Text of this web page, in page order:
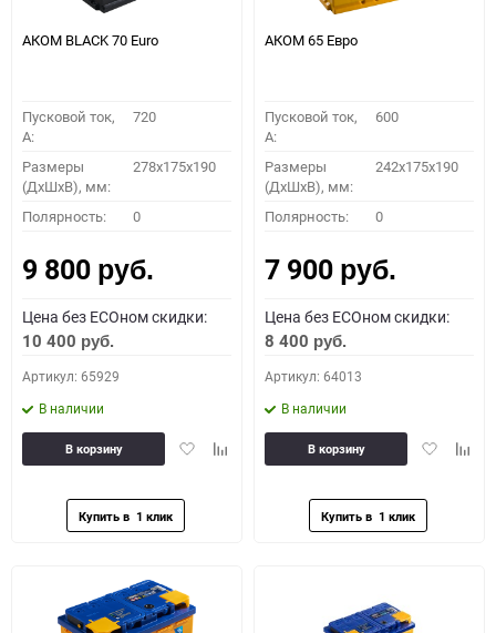
АКОМ BLACK 70 Euro
Пусковой ток,
A:
720
Размеры
(ДхШхВ), мм:
278x175x190
Полярность: 0
9 800 руб.
Цена без ECOном скидки:
10 400 руб.
Артикул: 65929
В наличии
ДобавитьДобавить
В корзину
АКОМ 65 Евро
Пусковой ток,
A:
600
Размеры
(ДхШхВ), мм:
242x175x190
Полярность: 0
7 900 руб.
Цена без ECOном скидки:
8 400 руб.
Артикул: 64013
В наличии
Добавить
В корзину